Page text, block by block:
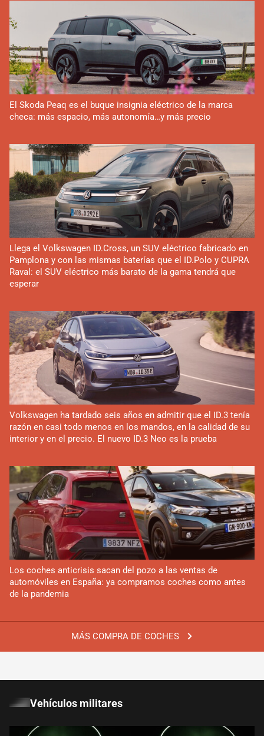
MÁS COMPRA DE COCHES
El Skoda Peaq es el buque insignia eléctrico de la marca
checa: más espacio, más autonomía…y más precio
Llega el Volkswagen ID.Cross, un SUV eléctrico fabricado en
Pamplona y con las mismas baterías que el ID.Polo y CUPRA
Raval: el SUV eléctrico más barato de la gama tendrá que
esperar
Volkswagen ha tardado seis años en admitir que el ID.3 tenía
razón en casi todo menos en los mandos, en la calidad de su
interior y en el precio. El nuevo ID.3 Neo es la prueba
Los coches anticrisis sacan del pozo a las ventas de
automóviles en España: ya compramos coches como antes
de la pandemia
Vehículos militares